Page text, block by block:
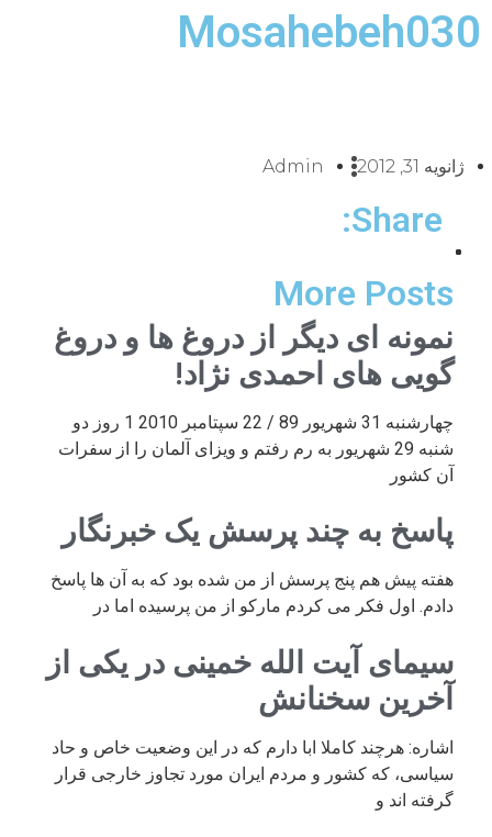
Mosahebeh030
ژانویه 31, 2012 Admin
Share:
More Posts
نمونه ای دیگر از دروغ ها و دروغ
گویی های احمدی نژاد!
چهارشنبه 31 شهریور 89 / 22 سپتامبر 2010 1 روز دو
شنبه 29 شهریور به رم رفتم و ویزای آلمان را از سفرات
آن کشور
پاسخ به چند پرسش یک خبرنگار
هفته پیش هم پنج پرسش از من شده بود که به آن ها پاسخ
دادم. اول فکر می کردم مارکو از من پرسیده اما در
سیمای آیت الله خمینی در یکی از
آخرین سخنانش
اشاره: هرچند کاملا ابا دارم که در این وضعیت خاص و حاد
سیاسی، که کشور و مردم ایران مورد تجاوز خارجی قرار
گرفته اند و